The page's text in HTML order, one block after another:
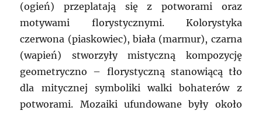
(ogień) przeplatają się z potworami oraz
motywami florystycznymi. Kolorystyka
czerwona (piaskowiec), biała (marmur), czarna
(wapień) stworzyły mistyczną kompozycję
geometryczno – florystyczną stanowiącą tło
dla mitycznej symboliki walki bohaterów z
potworami. Mozaiki ufundowane były około